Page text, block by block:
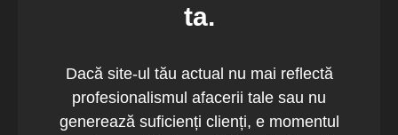
ta.
Dacă site-ul tău actual nu mai reflectă
profesionalismul afacerii tale sau nu
generează suficienți clienți, e momentul